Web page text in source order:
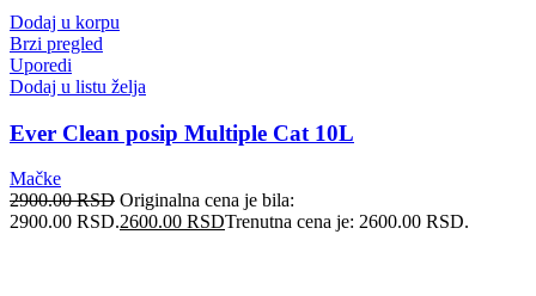
Dodaj u korpu
Brzi pregled
Uporedi
Dodaj u listu želja
Ever Clean posip Multiple Cat 10L
Mačke
2900.00RSD Originalna cena je bila:
2900.00 RSD.2600.00 RSDTrenutna cena je: 2600.00 RSD.